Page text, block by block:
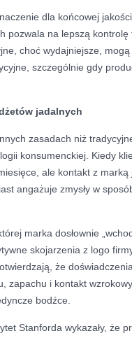
dla końcowej
pozwala na lepszą
choć wydajniejsze,
szczególnie gdy
jadalnych
zasadach niż
konsumenckiej. Kiedy
ale kontakt z
angażuje zmysły w
marka dosłownie
skojarzenia z logo
że
zapachu i kontakt
bodźce.
Stanforda wykazały, że